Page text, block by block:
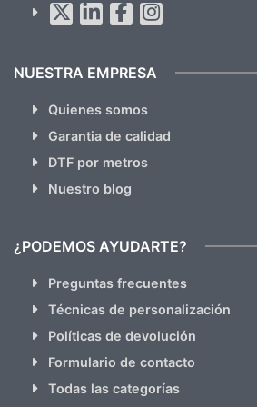
hacemos Spam)
NUESTRA EMPRESA
Quienes somos
Garantia de calidad
DTF por metros
Nuestro blog
¿PODEMOS AYUDARTE?
Preguntas frecuentes
Técnicas de personalización
Políticas de devolución
Formulario de contacto
Todas las categorías